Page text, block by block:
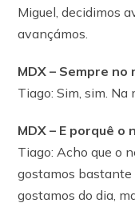
Miguel, decidimos
avançámos.
MDX – Sempre no
Tiago: Sim, sim. Na
MDX – E porquê o
Tiago: Acho que o
gostamos bastante
gostamos do dia,